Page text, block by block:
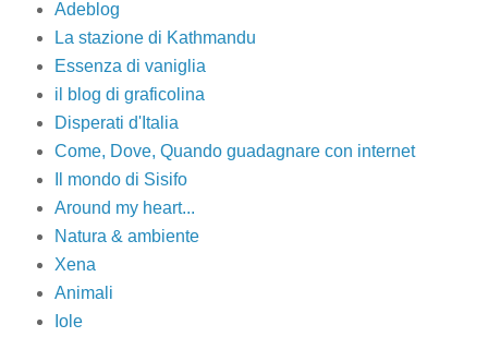
Adeblog
La stazione di Kathmandu
Essenza di vaniglia
il blog di graficolina
Disperati d'Italia
Come, Dove, Quando guadagnare con internet
Il mondo di Sisifo
Around my heart...
Natura & ambiente
Xena
Animali
Iole